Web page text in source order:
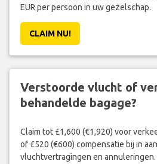
EUR per persoon in uw gezelschap.
CLAIM NU!
Verstoorde vlucht of
behandelde bagage?
Claim tot £1,600 (€1,920) voor
of £520 (€600) compensatie bij in
vluchtvertragingen en